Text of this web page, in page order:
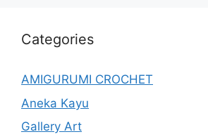
Categories
AMIGURUMI CROCHET
Aneka Kayu
Gallery Art